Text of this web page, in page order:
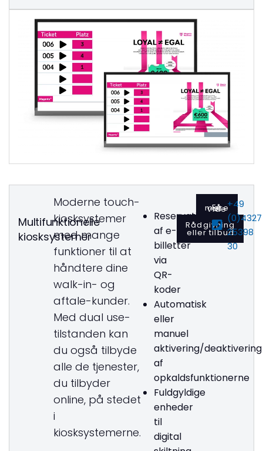
Multifunktionelle
kiosksystemer
Moderne touch-
kiosksystemer
med mange
funktioner til at
håndtere dine
walk-in- og
aftale-kunder.
Med dual use-
tilstanden kan
du også tilbyde
alle de tjenester,
du tilbyder
online, på stedet
i
kiosksystemerne.
Reservation
af e-
billetter
via
QR-
koder
Automatisk
eller
manuel
aktivering/deaktivering
af
opkaldsfunktionerne
Fuldgyldige
enheder
til
digital
Rådgivning
eller tilbud
Få mere at vide+49
(0)4327
25398
30